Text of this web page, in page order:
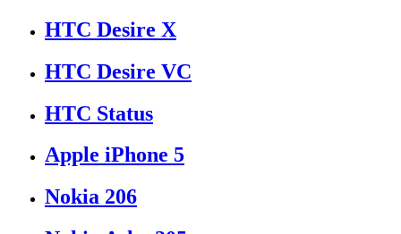
HTC Desire X
HTC Desire VC
HTC Status
Apple iPhone 5
Nokia 206